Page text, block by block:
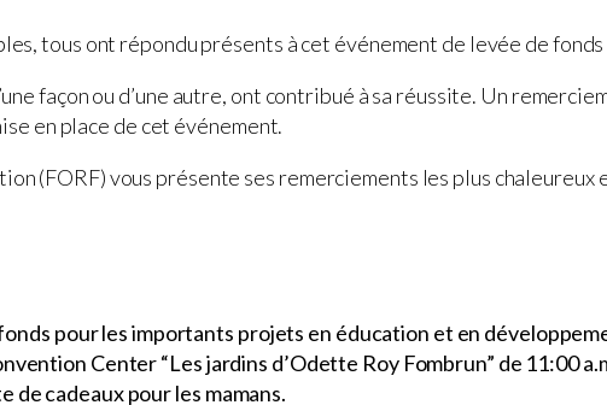
tous ont répondu présents à cet événement de levée de fonds
façon ou d’une autre, ont contribué à sa réussite. Un
en place de cet événement.
(FORF) vous présente ses remerciements les plus
pour les importants projets en éducation et en
Center “Les jardins d’Odette Roy Fombrun” de 11:00
cadeaux pour les mamans.